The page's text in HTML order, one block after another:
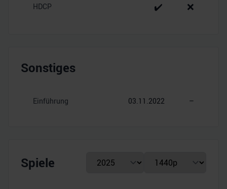
HDCP ✔️ ❌
Sonstiges
Einführung 03.11.2022 –
Spiele